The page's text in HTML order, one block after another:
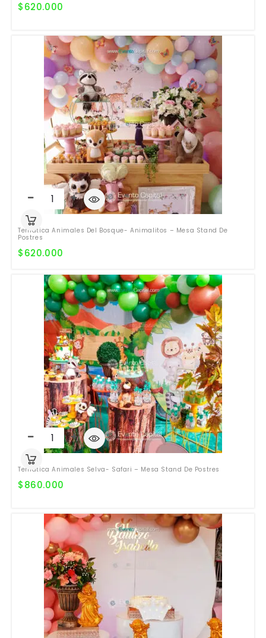
$620.000
Temática Animales Del Bosque- Animalitos – Mesa Stand De
Postres
$620.000
Temática Animales Selva- Safari – Mesa Stand De Postres
$860.000